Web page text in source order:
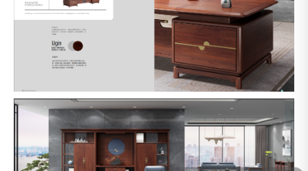
可以介绍下你们的产品么？